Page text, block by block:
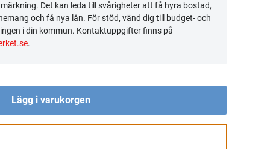
Det kan leda till svårigheter att få hyra bostad,
och få nya lån. För stöd, vänd dig till budget- och
i din kommun. Kontaktuppgifter finns på
.
Lägg i varukorgen